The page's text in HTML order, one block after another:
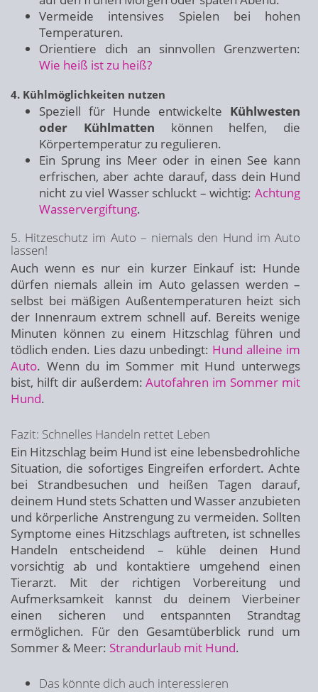
Vermeide intensives Spielen bei hohen
Temperaturen.
Orientiere dich an sinnvollen Grenzwerten:
Wie heiß ist zu heiß?
4. Kühlmöglichkeiten nutzen
Speziell für Hunde entwickelte Kühlwesten
oder Kühlmatten können helfen, die
Körpertemperatur zu regulieren.
Ein Sprung ins Meer oder in einen See kann
erfrischen, aber achte darauf, dass dein Hund
nicht zu viel Wasser schluckt – wichtig: Achtung
Wasservergiftung.
5. Hitzeschutz im Auto – niemals den Hund im Auto
lassen!
Auch wenn es nur ein kurzer Einkauf ist: Hunde
dürfen niemals allein im Auto gelassen werden –
selbst bei mäßigen Außentemperaturen heizt sich
der Innenraum extrem schnell auf. Bereits wenige
Minuten können zu einem Hitzschlag führen und
tödlich enden. Lies dazu unbedingt: Hund alleine im
Auto. Wenn du im Sommer mit Hund unterwegs
bist, hilft dir außerdem:Autofahren im Sommer mit
Hund.
Fazit: Schnelles Handeln rettet Leben
Ein Hitzschlag beim Hund ist eine lebensbedrohliche
Situation, die sofortiges Eingreifen erfordert. Achte
bei Strandbesuchen und heißen Tagen darauf,
deinem Hund stets Schatten und Wasser anzubieten
und körperliche Anstrengung zu vermeiden. Sollten
Symptome eines Hitzschlags auftreten, ist schnelles
Handeln entscheidend – kühle deinen Hund
vorsichtig ab und kontaktiere umgehend einen
Tierarzt. Mit der richtigen Vorbereitung und
Aufmerksamkeit kannst du deinem Vierbeiner
einen sicheren und entspannten Strandtag
ermöglichen. Für den Gesamtüberblick rund um
Sommer & Meer: Strandurlaub mit Hund.
Das könnte dich auch interessieren